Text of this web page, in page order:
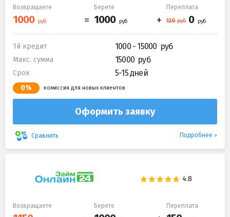
Возвращаете Берете Переплата
1й кредит 1000 - 15000
Макс. сумма 15000
Срок 5-15 дней
0% комиссия для новых клиентов
Оформить заявку
Сравнить Подробнее
Возвращаете Берете Переплата